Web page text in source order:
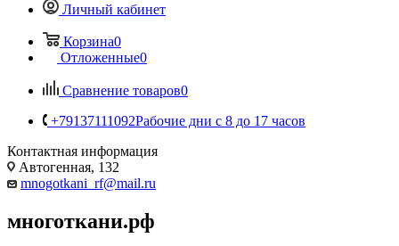
Личный кабинет
Корзина0
Отложенные0
Сравнение товаров0
+79137111092Рабочие дни с 8 до 17 часов
Контактная информация
Автогенная, 132
mnogotkani_rf@mail.ru
многоткани.рф